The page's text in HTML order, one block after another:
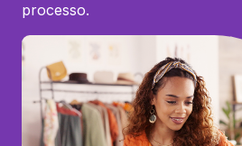
processo.